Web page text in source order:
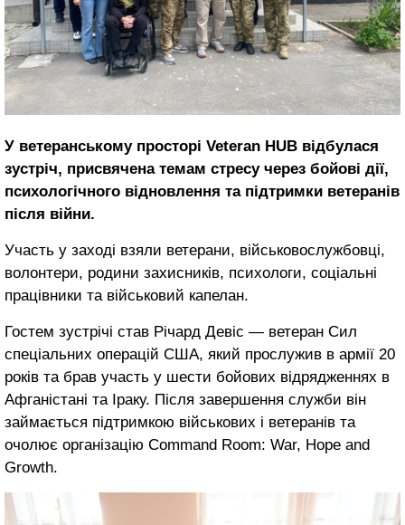
У ветеранському просторі Veteran HUB відбулася
зустріч, присвячена темам стресу через бойові дії,
психологічного відновлення та підтримки ветеранів
після війни.
Участь у заході взяли ветерани, військовослужбовці,
волонтери, родини захисників, психологи, соціальні
працівники та військовий капелан.
Гостем зустрічі став Річард Девіс — ветеран Сил
спеціальних операцій США, який прослужив в армії 20
років та брав участь у шести бойових відрядженнях в
Афганістані та Іраку. Після завершення служби він
займається підтримкою військових і ветеранів та
очолює організацію Command Room: War, Hope and
Growth.